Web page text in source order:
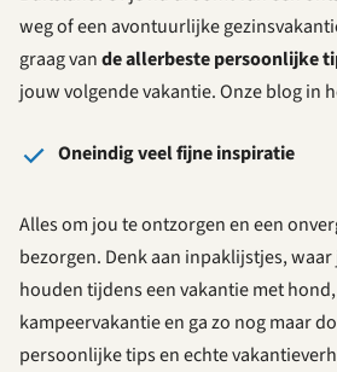
weg of een avontuurlijke
graag vande allerbeste persoonlijke
jouw volgende vakantie. Onze blog in
Oneindig veel fijne inspiratie
Alles om jou te ontzorgen en een
bezorgen. Denk aan inpaklijstjes,
houden tijdens een vakantie met
kampeervakantie en ga zo nog maar
persoonlijke tips en echte